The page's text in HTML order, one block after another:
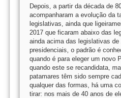
Depois, a partir da década de
acompanharam a evolução da
legislativas, ainda que
2017 que ficaram abaixo das
ainda acima das legislativas
presidenciais, o padrão é
quando é para eleger um novo
quando este se recandidata,
patamares têm sido sempre
qualquer das formas, há uma
tirar: nos mais de 40 anos de